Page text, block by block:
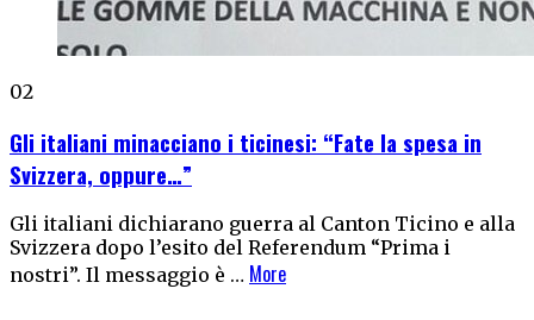
02
Gli italiani minacciano i ticinesi: “Fate la spesa in
Svizzera, oppure…”
Gli italiani dichiarano guerra al Canton Ticino e alla
Svizzera dopo l’esito del Referendum “Prima i
nostri”. Il messaggio è … More